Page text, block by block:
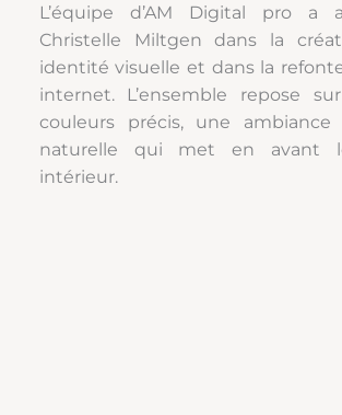
L’équipe d’AM Digital pro a
Christelle Miltgen dans la
identité visuelle et dans la
internet. L’ensemble repose
couleurs précis, une
naturelle qui met en avant
intérieur.